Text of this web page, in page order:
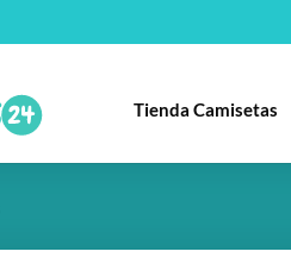
Tienda Camisetas